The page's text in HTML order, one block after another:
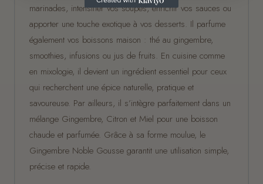
marinades, intensifier vos soupes, enrichir vos sauces ou
apporter une touche exotique à vos desserts. Il parfume
également vos boissons maison : thé au gingembre,
smoothies, infusions ou jus de fruits. En cuisine comme
en mixologie, il devient un ingrédient essentiel pour ceux
qui recherchent une épice naturelle, pratique et
savoureuse. Par ailleurs, il s’intègre parfaitement dans un
mélange Gingembre, Citron et Miel pour une boisson
chaude et parfumée. Grâce à sa forme moulue, le
Gingembre Noble Gousse garantit une utilisation simple,
précise et rapide.